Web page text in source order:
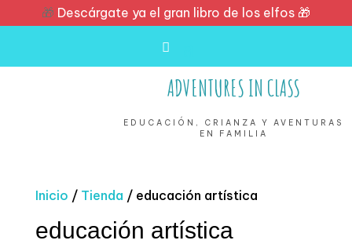
🎁 Descárgate ya el gran libro de los elfos 🎁
ADVENTURES IN CLASS
EDUCACIÓN, CRIANZA Y AVENTURAS
EN FAMILIA
Inicio / Tienda / educación artística
educación artística